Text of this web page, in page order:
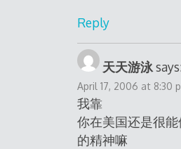
Reply
天天游泳
April 17, 2006 at 8:30
我靠
你在美国还是很
的精神嘛